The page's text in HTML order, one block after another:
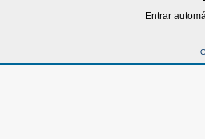
Entrar